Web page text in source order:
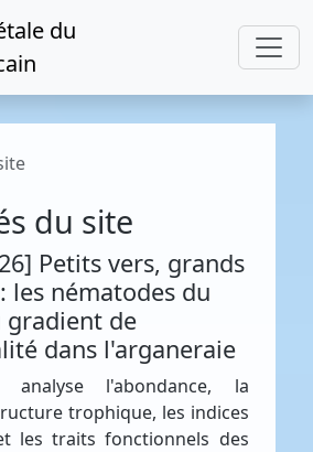
du
du site
Petits vers, grands
les nématodes du
gradient de
dans l'arganeraie
analyse l'abondance, la
trophique, les indices
les traits fonctionnels des